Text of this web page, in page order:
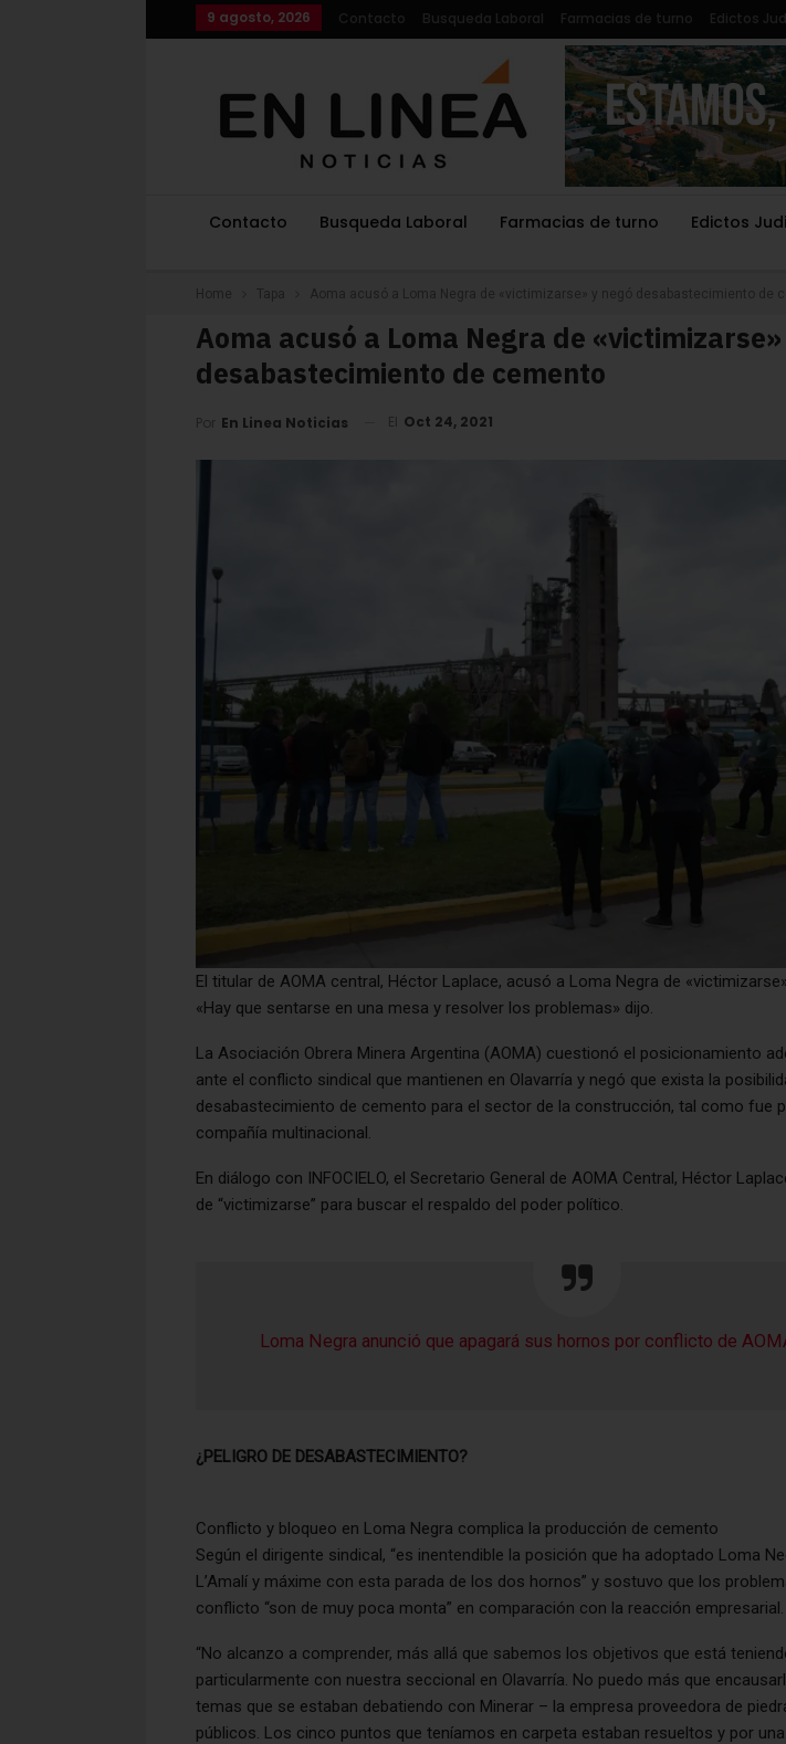
9 agosto, 2026 Contacto Busqueda Laboral Farmacias de turno Edictos
Contacto Busqueda Laboral Farmacias de turno Edictos
Home Tapa Aoma acusó a Loma Negra de «victimizarse» y negó desabastecimiento de
Aoma acusó a Loma Negra de
desabastecimiento de cemento
Por En Linea Noticias El Oct 24, 2021
El titular de AOMA central, Héctor Laplace, acusó a Loma Negra de
«Hay que sentarse en una mesa y resolver los problemas» dijo.
La Asociación Obrera Minera Argentina (AOMA) cuestionó el posicionamiento
ante el conflicto sindical que mantienen en Olavarría y negó que exista la
desabastecimiento de cemento para el sector de la construcción, tal como fue
compañía multinacional.
En diálogo con INFOCIELO, el Secretario General de AOMA Central, Héctor
de “victimizarse” para buscar el respaldo del poder político.
Loma Negra anunció que apagará sus hornos por conflicto de
¿PELIGRO DE DESABASTECIMIENTO?
Conflicto y bloqueo en Loma Negra complica la producción de cemento
Según el dirigente sindical, “es inentendible la posición que ha adoptado Loma
L’Amalí y máxime con esta parada de los dos hornos” y sostuvo que los
conflicto “son de muy poca monta” en comparación con la reacción empresarial.
“No alcanzo a comprender, más allá que sabemos los objetivos que está
particularmente con nuestra seccional en Olavarría. No puedo más que
temas que se estaban debatiendo con Minerar – la empresa proveedora de
públicos. Los cinco puntos que teníamos en carpeta estaban resueltos y por